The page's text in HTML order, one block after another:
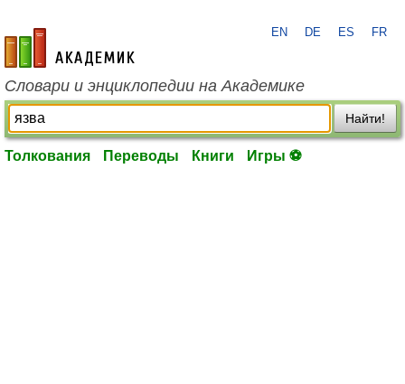
academic.ru
EN DE ES FR
Словари и энциклопедии на Академике
Найти!
Толкования Переводы Книги Игры ⚽